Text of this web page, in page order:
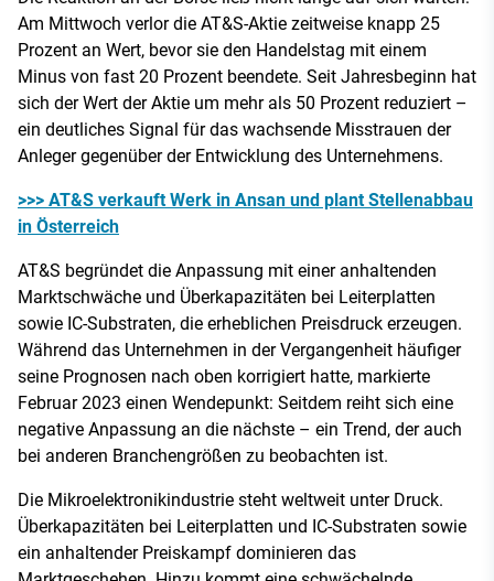
Am Mittwoch verlor die AT&S-Aktie zeitweise knapp 25
Prozent an Wert, bevor sie den Handelstag mit einem
Minus von fast 20 Prozent beendete. Seit Jahresbeginn hat
sich der Wert der Aktie um mehr als 50 Prozent reduziert –
ein deutliches Signal für das wachsende Misstrauen der
Anleger gegenüber der Entwicklung des Unternehmens.
>>> AT&S verkauft Werk in Ansan und plant Stellenabbau
in Österreich
AT&S begründet die Anpassung mit einer anhaltenden
Marktschwäche und Überkapazitäten bei Leiterplatten
sowie IC-Substraten, die erheblichen Preisdruck erzeugen.
Während das Unternehmen in der Vergangenheit häufiger
seine Prognosen nach oben korrigiert hatte, markierte
Februar 2023 einen Wendepunkt: Seitdem reiht sich eine
negative Anpassung an die nächste – ein Trend, der auch
bei anderen Branchengrößen zu beobachten ist.
Die Mikroelektronikindustrie steht weltweit unter Druck.
Überkapazitäten bei Leiterplatten und IC-Substraten sowie
ein anhaltender Preiskampf dominieren das